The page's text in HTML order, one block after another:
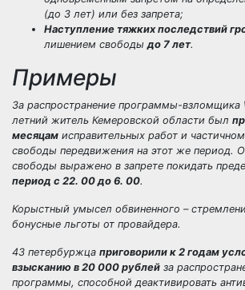
(до 3 лет) или без запрета;
Наступление тяжких последствий
лишением свободы до 7 лет.
Примеры
За распространение программы-взломщика
летний житель Кемеровской области был
месяцам исправительных работ и
свободы передвижения на этот же период.
свободы выражено в запрете покидать
период с 22. 00 до 6. 00.
Корыстный умысел обвиненного –
бонусные льготы от провайдера.
43 петербуржца приговорили к 2 годам
взысканию в 20 000 рублей за
программы, способной деактивировать